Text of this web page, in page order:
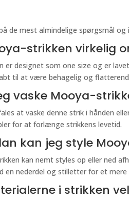
de mest almindelige spørgsmål
strikken virkelig
er designet som one size og er
til at være behagelig og
vaske Mooya-
at vaske denne strik i hånden
for at forlænge strikkens levetid.
kan jeg style
kan nemt styles op eller ned
en nederdel og stilletter for et mere
i strikken